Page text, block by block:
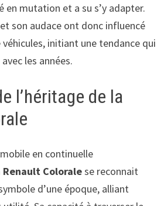
en mutation et a su s’y adapter.
son audace ont donc influencé
initiant une tendance qui
les années.
l’héritage de la
en continuelle
Renault Coloralese reconnait
d’une époque, alliant